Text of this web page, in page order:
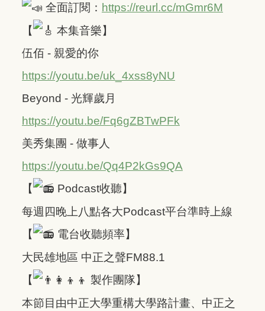
全面訂閱： https://reurl.cc/mGmr6M
【
本集音樂】
伍佰 - 親愛的你
https://youtu.be/uk_4xss8yNU
Beyond - 光輝歲月
https://youtu.be/Fq6gZBTwPFk
美秀集團 - 做事人
https://youtu.be/Qq4P2kGs9QA
【
Podcast收聽】
每週四晚上八點各大Podcast平台準時上線
【
電台收聽頻率】
大民雄地區 中正之聲FM88.1
【
製作團隊】
本節目由中正大學重構大學路計畫、中正之